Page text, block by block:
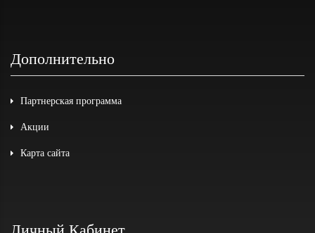
Дополнительно
Партнерская программа
Акции
Карта сайта